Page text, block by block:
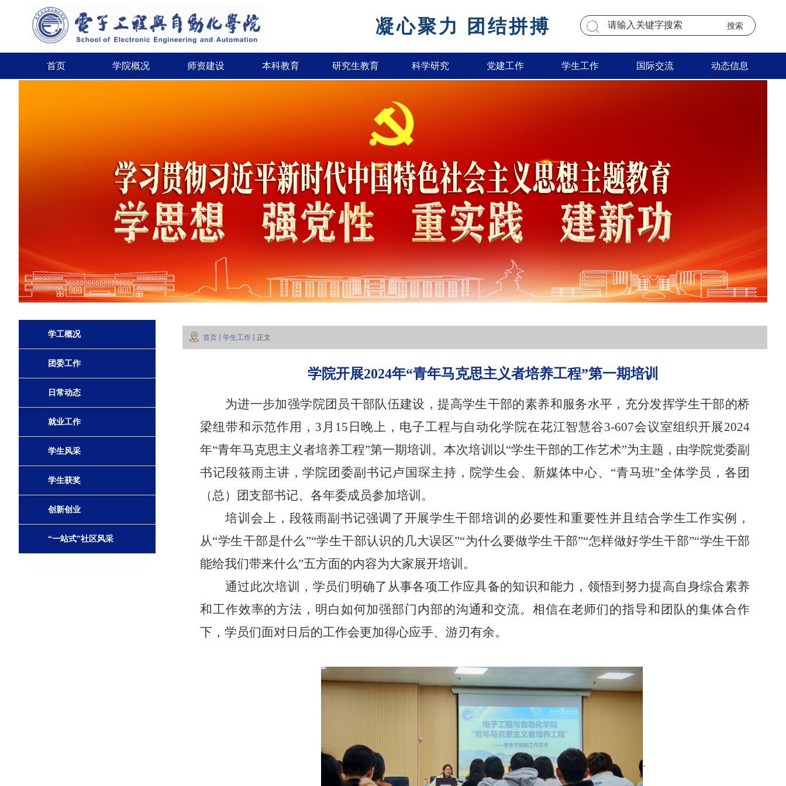
凝心聚力 团结拼搏
首页 学院概况 师资建设 本科教育 研究生教育 科学研究 党建工作 学生工作 国际交流 动态信息
学工概况
团委工作
日常动态
就业工作
学生风采
学生获奖
创新创业
“一站式”社区风采
首页 学生工作 正文
学院开展2024年“青年马克思主义者培养工程”第一期培训
为进一步加强学院团员干部队伍建设，提高学生干部的素养和服务水平，充分发挥学生干部的桥
梁纽带和示范作用， 3月15日晚上，电子工程与自动化学院在花江智慧谷3-607会议室组织开展2024
年“青年马克思主义者培养工程”第一期培训。本次培训以“学生干部的工作艺术”为主题，由学院党委副
书记段筱雨主讲，学院团委副书记卢国琛主持，院学生会、新媒体中心、“青马班”全体学员，各团
（总）团支部书记、各年委成员参加培训。
培训会上，段筱雨副书记强调了开展学生干部培训的必要性和重要性并且结合学生工作实例，
从“学生干部是什么”“学生干部认识的几大误区”“为什么要做学生干部”“怎样做好学生干部”“学生干部
能给我们带来什么”五方面的内容为大家展开培训。
通过此次培训，学员们明确了从事各项工作应具备的知识和能力，领悟到努力提高自身综合素养
和工作效率的方法，明白如何加强部门内部的沟通和交流。相信在老师们的指导和团队的集体合作
下，学员们面对日后的工作会更加得心应手、游刃有余。
·